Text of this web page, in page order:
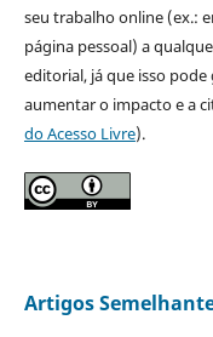
seu trabalho online (ex.:
página pessoal) a
editorial, já que isso
aumentar o impacto e a
do Acesso Livre).
Artigos